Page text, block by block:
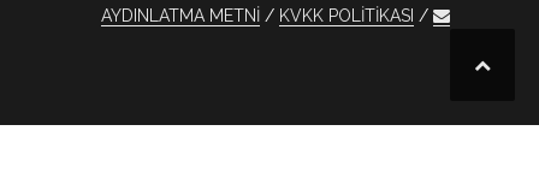
AYDINLATMA METNİ KVKK POLİTİKASI